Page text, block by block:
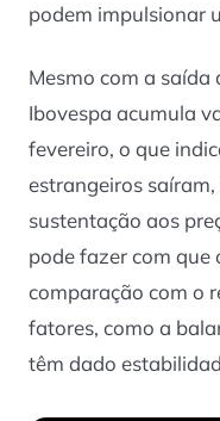
podem impulsionar
Mesmo com a saída
Ibovespa acumula
fevereiro, o que
estrangeiros
sustentação aos
pode fazer com que
comparação com o
fatores, como a
têm dado